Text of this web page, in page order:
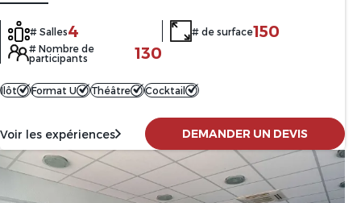
# Salles4 # de surface150
# Nombre de
participants
130
Ilôt Format U Théâtre Cocktail
Voir les expériences DEMANDER UN DEVIS